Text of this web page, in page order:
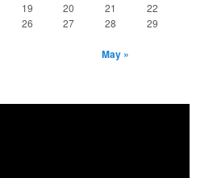
19 20 21
22
26 27 28
29
May »